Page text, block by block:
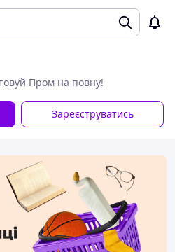
Пром на повну!
Зареєструватись